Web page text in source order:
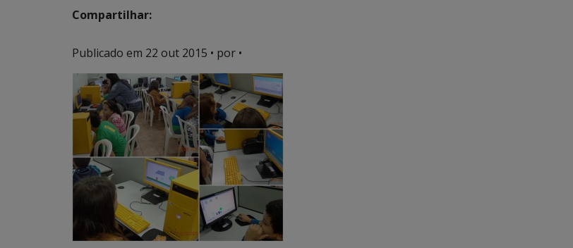
Compartilhar:
Publicado em 22 out 2015 • por •